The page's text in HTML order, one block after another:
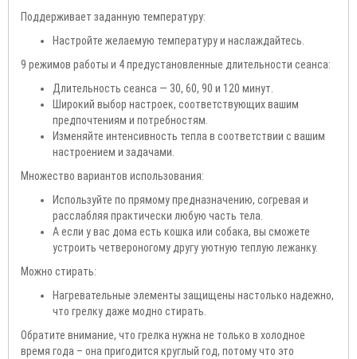
Поддерживает заданную температуру:
Настройте желаемую температуру и наслаждайтесь.
9 режимов работы и 4 предустановленные длительности сеанса:
Длительность сеанса — 30, 60, 90 и 120 минут.
Широкий выбор настроек, соответствующих вашим
предпочтениям и потребностям.
Изменяйте интенсивность тепла в соответствии с вашим
настроением и задачами.
Множество вариантов использования:
Используйте по прямому предназначению, согревая и
расслабляя практически любую часть тела.
А если у вас дома есть кошка или собака, вы сможете
устроить четвероногому другу уютную теплую лежанку.
Можно стирать:
Нагревательные элементы защищены настолько надежно,
что грелку даже модно стирать.
Обратите внимание, что грелка нужна не только в холодное
время года – она пригодится круглый год, потому что это